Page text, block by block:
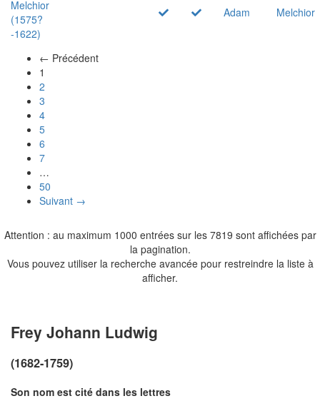
Melchior
(1575?
-1622)
Adam Melchior
← Précédent
1
2
3
4
5
6
7
…
50
Suivant →
Attention : au maximum 1000 entrées sur les 7819 sont affichées par
la pagination.
Vous pouvez utiliser la recherche avancée pour restreindre la liste à
afficher.
Frey Johann Ludwig
(1682-1759)
Son nom est cité dans les lettres